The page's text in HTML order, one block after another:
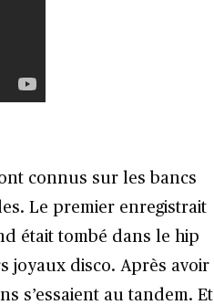
connus sur les bancs
Le premier enregistrait
était tombé dans le hip
joyaux disco. Après avoir
s’essaient au tandem. Et